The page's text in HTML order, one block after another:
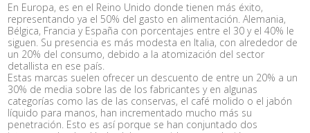
En Europa, es en el Reino Unido donde tienen más éxito,
representando ya el 50% del gasto en alimentación. Alemania,
Bélgica, Francia y España con porcentajes entre el 30 y el 40% le
siguen. Su presencia es más modesta en Italia, con alrededor de
un 20% del consumo, debido a la atomización del sector
detallista en ese país.
Estas marcas suelen ofrecer un descuento de entre un 20% a un
30% de media sobre las de los fabricantes y en algunas
categorías como las de las conservas, el café molido o el jabón
líquido para manos, han incrementado mucho más su
penetración. Esto es así porque se han conjuntado dos